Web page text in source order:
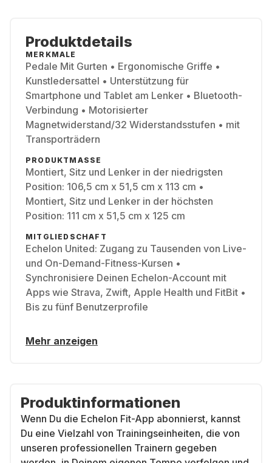
Produktdetails
MERKMALE
Pedale Mit Gurten • Ergonomische Griffe •
Kunstledersattel • Unterstützung für
Smartphone und Tablet am Lenker • Bluetooth-
Verbindung • Motorisierter
Magnetwiderstand/32 Widerstandsstufen • mit
Transporträdern
PRODUKTMASSE
Montiert, Sitz und Lenker in der niedrigsten
Position: 106,5 cm x 51,5 cm x 113 cm •
Montiert, Sitz und Lenker in der höchsten
Position: 111 cm x 51,5 cm x 125 cm
MITGLIEDSCHAFT
Echelon United: Zugang zu Tausenden von Live-
und On-Demand-Fitness-Kursen •
Synchronisiere Deinen Echelon-Account mit
Apps wie Strava, Zwift, Apple Health und FitBit •
Bis zu fünf Benutzerprofile
Mehr anzeigen
Produktinformationen
Wenn Du die Echelon Fit-App abonnierst, kannst
Du eine Vielzahl von Trainingseinheiten, die von
unseren professionellen Trainern gegeben